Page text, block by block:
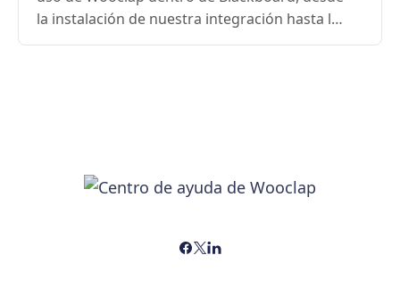
la instalación de nuestra integración hasta la
creación de un evento y la sincronización de…